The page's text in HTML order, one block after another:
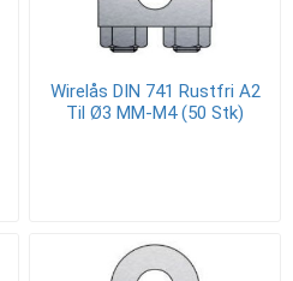
Wirelås DIN 741 Rustfri A2
Til Ø3 MM-M4 (50 Stk)